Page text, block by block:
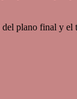
del plano final y el